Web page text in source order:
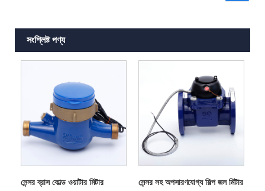
সংশ্লিষ্ট পণ্য
সেন্সর ব্রাস কোল্ড ওয়াটার মিটার সেন্সর সহ অপসারণযোগ্য শিল্প জল মিটার